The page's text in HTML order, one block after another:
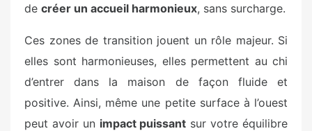
de créer un accueil harmonieux, sans surcharge.
Ces zones de transition jouent un rôle majeur. Si
elles sont harmonieuses, elles permettent au chi
d’entrer dans la maison de façon fluide et
positive. Ainsi, même une petite surface à l’ouest
peut avoir un impact puissant sur votre équilibre